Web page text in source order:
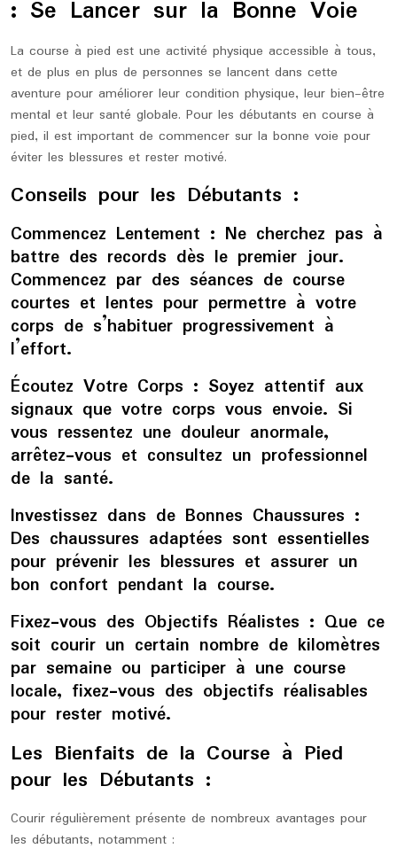
: Se Lancer sur la Bonne Voie
La course à pied est une activité physique accessible à tous,
et de plus en plus de personnes se lancent dans cette
aventure pour améliorer leur condition physique, leur bien-être
mental et leur santé globale. Pour les débutants en course à
pied, il est important de commencer sur la bonne voie pour
éviter les blessures et rester motivé.
Conseils pour les Débutants :
Commencez Lentement : Ne cherchez pas à
battre des records dès le premier jour.
Commencez par des séances de course
courtes et lentes pour permettre à votre
corps de s’habituer progressivement à
l’effort.
Écoutez Votre Corps : Soyez attentif aux
signaux que votre corps vous envoie. Si
vous ressentez une douleur anormale,
arrêtez-vous et consultez un professionnel
de la santé.
Investissez dans de Bonnes Chaussures :
Des chaussures adaptées sont essentielles
pour prévenir les blessures et assurer un
bon confort pendant la course.
Fixez-vous des Objectifs Réalistes : Que ce
soit courir un certain nombre de kilomètres
par semaine ou participer à une course
locale, fixez-vous des objectifs réalisables
pour rester motivé.
Les Bienfaits de la Course à Pied
pour les Débutants :
Courir régulièrement présente de nombreux avantages pour
les débutants, notamment :